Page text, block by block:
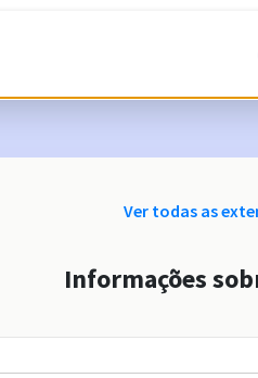
Period para notificar a
Ver todas as
Informações